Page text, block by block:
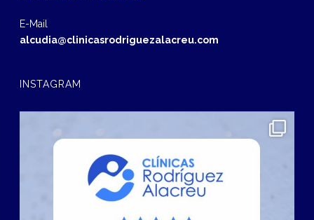
E-Mail
alcudia@clinicasrodriguezalacreu.com
INSTAGRAM